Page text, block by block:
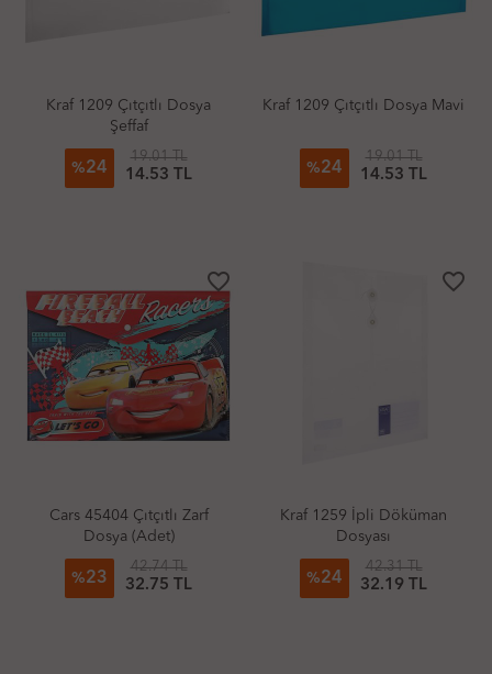
Kraf 1209 Çıtçıtlı Dosya
Şeffaf
%24
19.01 TL
14.53 TL
Kraf 1209 Çıtçıtlı Dosya Mavi
%24
19.01 TL
14.53 TL
favorite_border
Cars 45404 Çıtçıtlı Zarf
Dosya (Adet)
%23
42.74 TL
32.75 TL
favorite_border
Kraf 1259 İpli Döküman
Dosyası
%24
42.31 TL
32.19 TL